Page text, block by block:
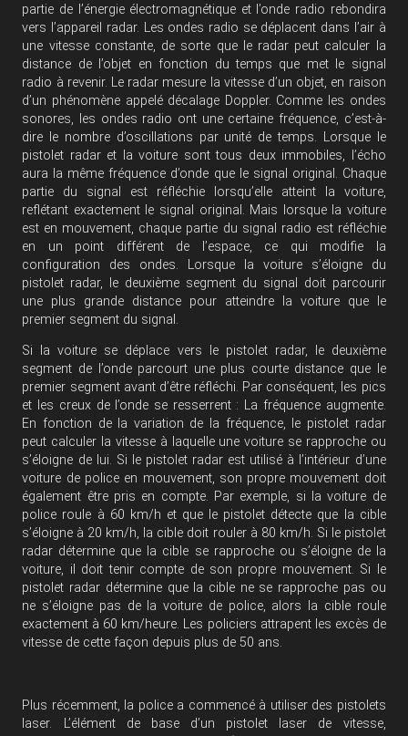
partie de l’énergie électromagnétique et l’onde radio rebondira
vers l’appareil radar. Les ondes radio se déplacent dans l’air à
une vitesse constante, de sorte que le radar peut calculer la
distance de l’objet en fonction du temps que met le signal
radio à revenir. Le radar mesure la vitesse d’un objet, en raison
d’un phénomène appelé décalage Doppler. Comme les ondes
sonores, les ondes radio ont une certaine fréquence, c’est-à-
dire le nombre d’oscillations par unité de temps. Lorsque le
pistolet radar et la voiture sont tous deux immobiles, l’écho
aura la même fréquence d’onde que le signal original. Chaque
partie du signal est réfléchie lorsqu’elle atteint la voiture,
reflétant exactement le signal original. Mais lorsque la voiture
est en mouvement, chaque partie du signal radio est réfléchie
en un point différent de l’espace, ce qui modifie la
configuration des ondes. Lorsque la voiture s’éloigne du
pistolet radar, le deuxième segment du signal doit parcourir
une plus grande distance pour atteindre la voiture que le
premier segment du signal.
Si la voiture se déplace vers le pistolet radar, le deuxième
segment de l’onde parcourt une plus courte distance que le
premier segment avant d’être réfléchi. Par conséquent, les pics
et les creux de l’onde se resserrent : La fréquence augmente.
En fonction de la variation de la fréquence, le pistolet radar
peut calculer la vitesse à laquelle une voiture se rapproche ou
s’éloigne de lui. Si le pistolet radar est utilisé à l’intérieur d’une
voiture de police en mouvement, son propre mouvement doit
également être pris en compte. Par exemple, si la voiture de
police roule à 60 km/h et que le pistolet détecte que la cible
s’éloigne à 20 km/h, la cible doit rouler à 80 km/h. Si le pistolet
radar détermine que la cible se rapproche ou s’éloigne de la
voiture, il doit tenir compte de son propre mouvement. Si le
pistolet radar détermine que la cible ne se rapproche pas ou
ne s’éloigne pas de la voiture de police, alors la cible roule
exactement à 60 km/heure. Les policiers attrapent les excès de
vitesse de cette façon depuis plus de 50 ans.
Plus récemment, la police a commencé à utiliser des pistolets
laser. L’élément de base d’un pistolet laser de vitesse,